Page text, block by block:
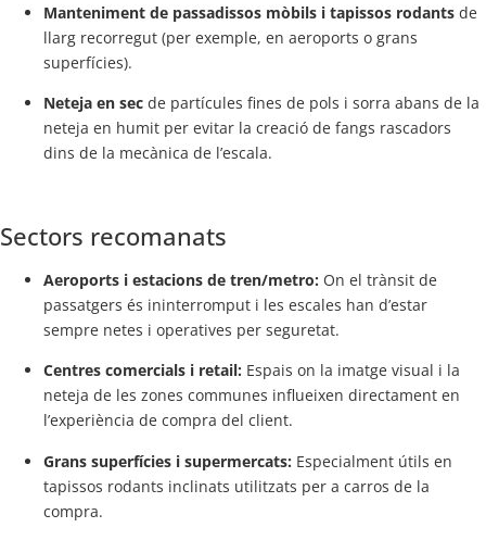
Manteniment de passadissos mòbils i tapissos rodants de
llarg recorregut (per exemple, en aeroports o grans
superfícies).
Neteja en sec de partícules fines de pols i sorra abans de la
neteja en humit per evitar la creació de fangs rascadors
dins de la mecànica de l’escala.
Sectors recomanats
Aeroports i estacions de tren/metro: On el trànsit de
passatgers és ininterromput i les escales han d’estar
sempre netes i operatives per seguretat.
Centres comercials i retail: Espais on la imatge visual i la
neteja de les zones communes influeixen directament en
l’experiència de compra del client.
Grans superfícies i supermercats: Especialment útils en
tapissos rodants inclinats utilitzats per a carros de la
compra.